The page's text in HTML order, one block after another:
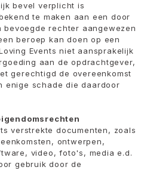
bevel verplicht is
te maken aan een door
rechter aangewezen
beroep kan doen op een
Events niet aansprakelijk
aan de opdrachtgever,
gerechtigd de overeenkomst
enige schade die daardoor
verstrekte documenten, zoals
ontwerpen,
video, foto's, media e.d.
gebruik door de